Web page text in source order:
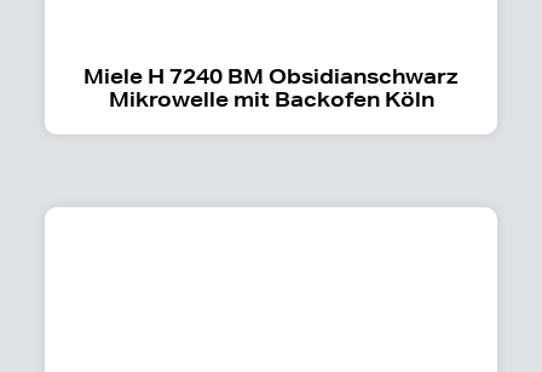
Miele H 7240 BM Obsidianschwarz
Mikrowelle mit Backofen Köln